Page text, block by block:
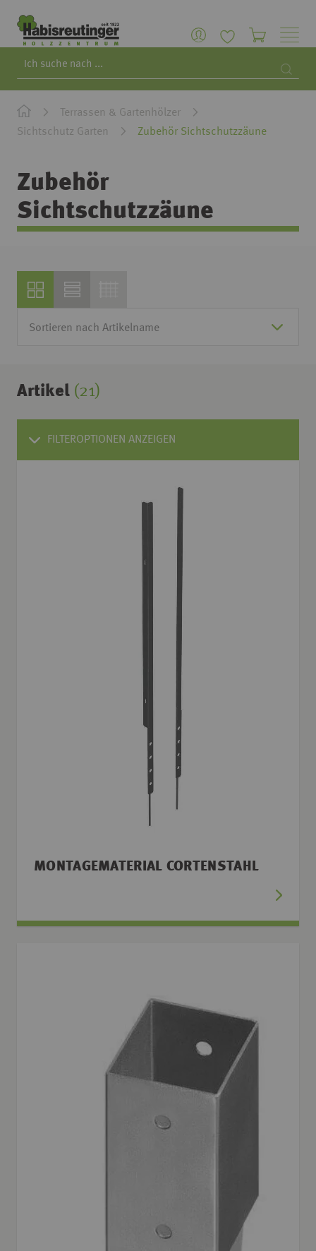
Terrassen & Gartenhölzer
Sichtschutz Garten
Zubehör Sichtschutzzäune
Zubehör
Sichtschutzzäune
Artikel (21)
FILTEROPTIONEN ANZEIGEN
MONTAGEMATERIAL CORTENSTAHL